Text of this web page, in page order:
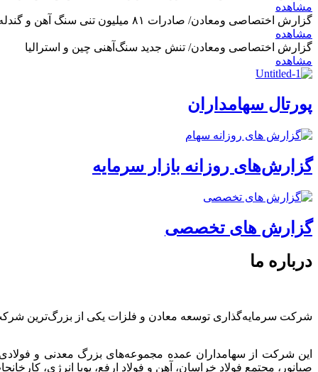
مشاهده
گزارش اختصاصی ومعادن/ صادرات ۸۱ میلیون تنی سنگ آهن و گندله استرالیا در ماه گذشته
مشاهده
گزارش اختصاصی ومعادن/ تنش جدید سنگ‌آهنی چین و استرالیا
مشاهده
پورتال سهامداران
گزارش‌های روزانه بازار سرمایه
گزارش های تخصصی
درباره ما
شرکت سرمایه‌گذاری توسعه معادن و فلزات یکی از بزرگ‌ترین
این شرکت از سهامداران عمده مجموعه‌های بزرگ معدنی و
صبانور، مجتمع فولاد خراسان، آهن و فولاد ارفع، پویا انرژی،